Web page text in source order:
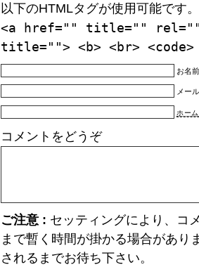
以下のHTMLタグが使用可能です。
<a href="" title=""
title=""> <b> <br>
お名
メー
ホー
コメントをどうぞ
ご注意 : セッティングにより、コ
まで暫く時間が掛かる場合があ
されるまでお待ち下さい。